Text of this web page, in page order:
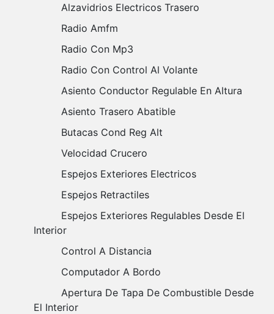
Alzavidrios Electricos Trasero
Radio Amfm
Radio Con Mp3
Radio Con Control Al Volante
Asiento Conductor Regulable En Altura
Asiento Trasero Abatible
Butacas Cond Reg Alt
Velocidad Crucero
Espejos Exteriores Electricos
Espejos Retractiles
Interior
Control A Distancia
Computador A Bordo
El Interior